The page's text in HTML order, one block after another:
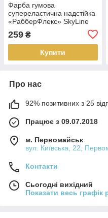
Фарба гумова
супереластична надстійка
«РабберФлекс» SkyLine
Графітовий RAL 7024 1,2
кг
259 ₴
Купити
Про нас
92% позитивних з 25
Працює з 09.07.2018
м. Первомайськ
вул. Київська, 22,
Контакти
Сьогодні вихідний
Показати весь графік